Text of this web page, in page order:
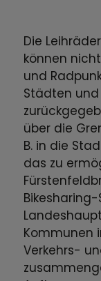
Die
können
und
Städten
über die
B. in die
das zu
Kommunen
Verkehrs-